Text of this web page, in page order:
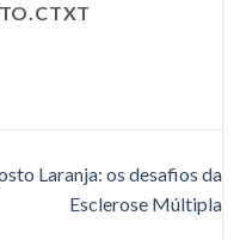
Laranja: os desafios da
Esclerose Múltipla